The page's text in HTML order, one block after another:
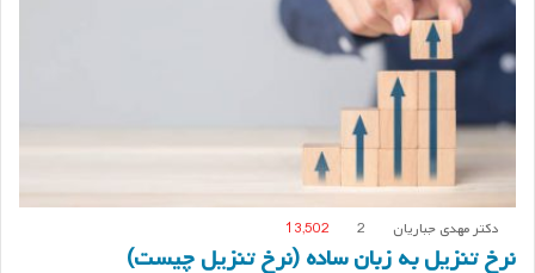
دکتر مهدی جباریان 2
13,502
نرخ تنزیل به زبان ساده (نرخ تنزیل چیست)